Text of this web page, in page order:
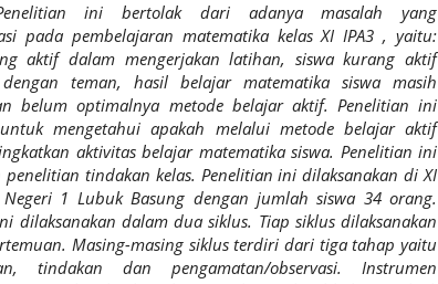
ini bertolak dari adanya masalah yang
pada pembelajaran matematika kelas XI IPA3 , yaitu:
aktif dalam mengerjakan latihan, siswa kurang aktif
teman, hasil belajar matematika siswa masih
belum optimalnya metode belajar aktif. Penelitian ini
mengetahui apakah melalui metode belajar aktif
aktivitas belajar matematika siswa. Penelitian ini
penelitian tindakan kelas. Penelitian ini dilaksanakan di XI
Negeri 1 Lubuk Basung dengan jumlah siswa 34 orang.
dilaksanakan dalam dua siklus. Tiap siklus dilaksanakan
Masing-masing siklus terdiri dari tiga tahap yaitu
tindakan dan pengamatan/observasi. Instrumen